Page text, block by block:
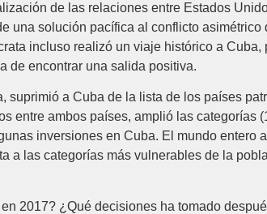
de las relaciones entre Estados
una solución pacífica al conflicto asimétrico
incluso realizó un viaje histórico a Cuba,
de encontrar una salida positiva.
a Cuba de la lista de los países
entre ambos países, amplió las categorías
inversiones en Cuba. El mundo entero
a las categorías más vulnerables de la
2017? ¿Qué decisiones ha tomado